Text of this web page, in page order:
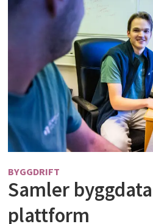
BYGGDRIFT
Samler
plattform